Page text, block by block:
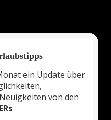
ein Update über
von den